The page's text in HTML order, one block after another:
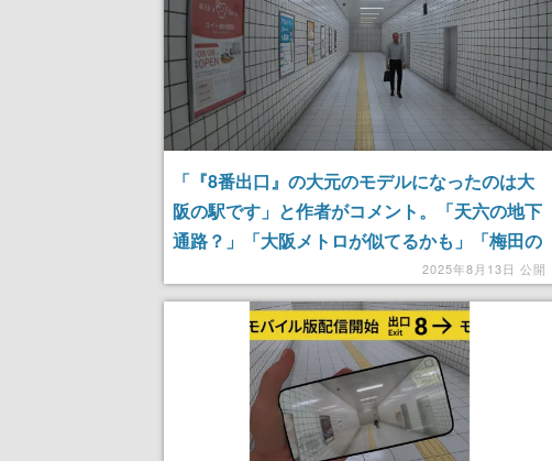
「『8番出口』の大元のモデルになったのは大
阪の駅です」と作者がコメント。「天六の地下
通路？」「大阪メトロが似てるかも」「梅田の
地下ダンジョンかな」とユーザーが反応。推理
ゲーム始まる
2025年8月13日 公開